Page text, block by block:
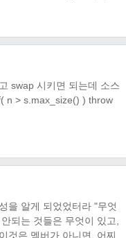
swap 시키면 되는데 소스
n > s.max_size() ) throw
을 알게 되었었터라 "무엇
되는 것들은 무엇이 있고,
것은 멤버가 아니면, 어찌